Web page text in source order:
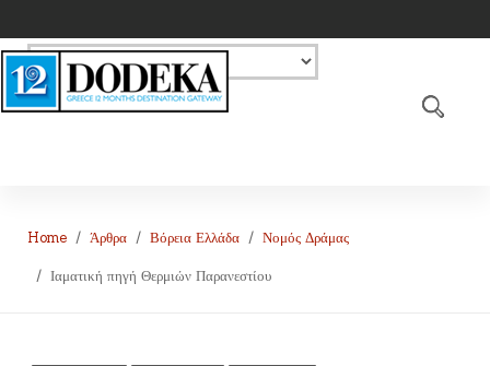
Home Άρθρα Βόρεια Ελλάδα Νομός Δράμας
Ιαματική πηγή Θερμιών Παρανεστίου